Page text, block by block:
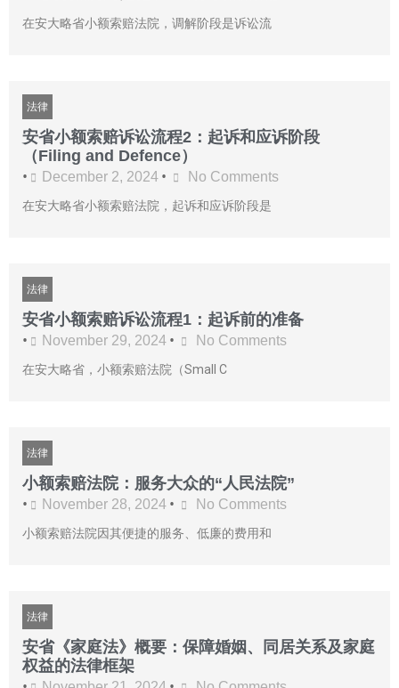
在安大略省小额索赔法院，调解阶段是诉讼流
法律
安省小额索赔诉讼流程2：起诉和应诉阶段
（Filing and Defence）
• December 2, 2024 • No Comments
在安大略省小额索赔法院，起诉和应诉阶段是
法律
安省小额索赔诉讼流程1：起诉前的准备
• November 29, 2024 • No Comments
在安大略省，小额索赔法院（Small C
法律
小额索赔法院：服务大众的“人民法院”
• November 28, 2024 • No Comments
小额索赔法院因其便捷的服务、低廉的费用和
法律
安省《家庭法》概要：保障婚姻、同居关系及家庭
权益的法律框架